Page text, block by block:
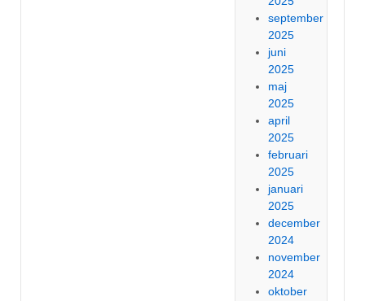
september
2025
juni
2025
maj
2025
april
2025
februari
2025
januari
2025
december
2024
november
2024
oktober